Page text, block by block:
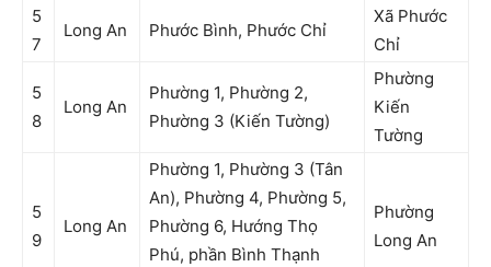
5
7
Long An Phước Bình, Phước Chỉ
Xã Phước
Chỉ
5
8
Long An
Phường 1, Phường 2,
Phường 3 (Kiến Tường)
Phường
Kiến
Tường
5
9
Long An
Phường 1, Phường 3 (Tân
An), Phường 4, Phường 5,
Phường 6, Hướng Thọ
Phú, phần Bình Thạnh
Phường
Long An